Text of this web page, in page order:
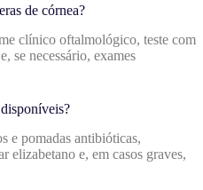
de córnea?
clínico oftalmológico, teste com
se necessário, exames
e pomadas antibióticas,
elizabetano e, em casos graves,